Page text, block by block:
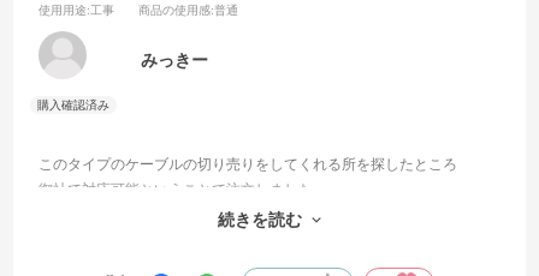
使用用途:工事 商品の使用感:普通
みっきー
このタイプのケーブルの切り売りをしてくれる所を探したところ
御社で対応可能ということで注文しました。
送料がかかって割高にはなりましたが、100mもいらないので
続きを読む